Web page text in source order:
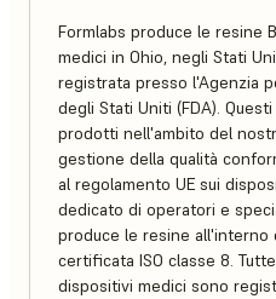
Formlabs produce le resine
medici in Ohio, negli Stati
registrata presso l'Agenzia
degli Stati Uniti (FDA).
prodotti nell'ambito del
gestione della qualità
al regolamento UE sui
dedicato di operatori e
produce le resine all'interno
certificata ISO classe 8.
dispositivi medici sono